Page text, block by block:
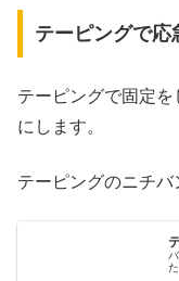
テーピングで応
テーピングで固定
にします。
テーピングのニチバ